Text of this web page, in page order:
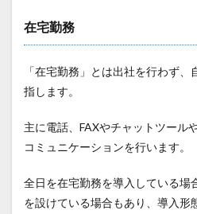
在宅勤務
「在宅勤務」とは出社を行わず
指します。
主に電話、FAXやチャットツール
コミュニケーションを行います。
全日を在宅勤務を導入している場
を設けている場合もあり、導入形